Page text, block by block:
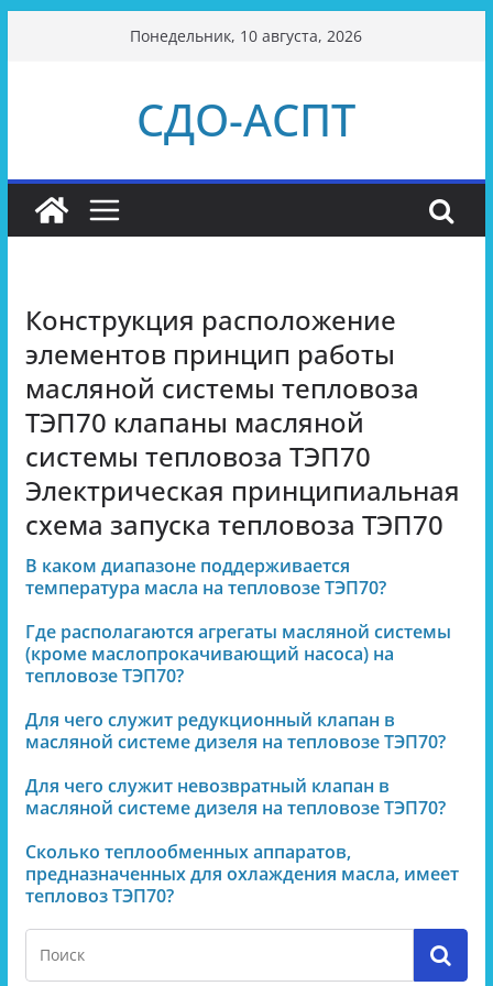
Понедельник, 10 августа, 2026
СДО-АСПТ
Конструкция расположение
элементов принцип работы
масляной системы тепловоза
ТЭП70 клапаны масляной
системы тепловоза ТЭП70
Электрическая принципиальная
схема запуска тепловоза ТЭП70
В каком диапазоне поддерживается
температура масла на тепловозе ТЭП70?
Где располагаются агрегаты масляной системы
(кроме маслопрокачивающий насоса) на
тепловозе ТЭП70?
Для чего служит редукционный клапан в
масляной системе дизеля на тепловозе ТЭП70?
Для чего служит невозвратный клапан в
масляной системе дизеля на тепловозе ТЭП70?
Сколько теплообменных аппаратов,
предназначенных для охлаждения масла, имеет
тепловоз ТЭП70?